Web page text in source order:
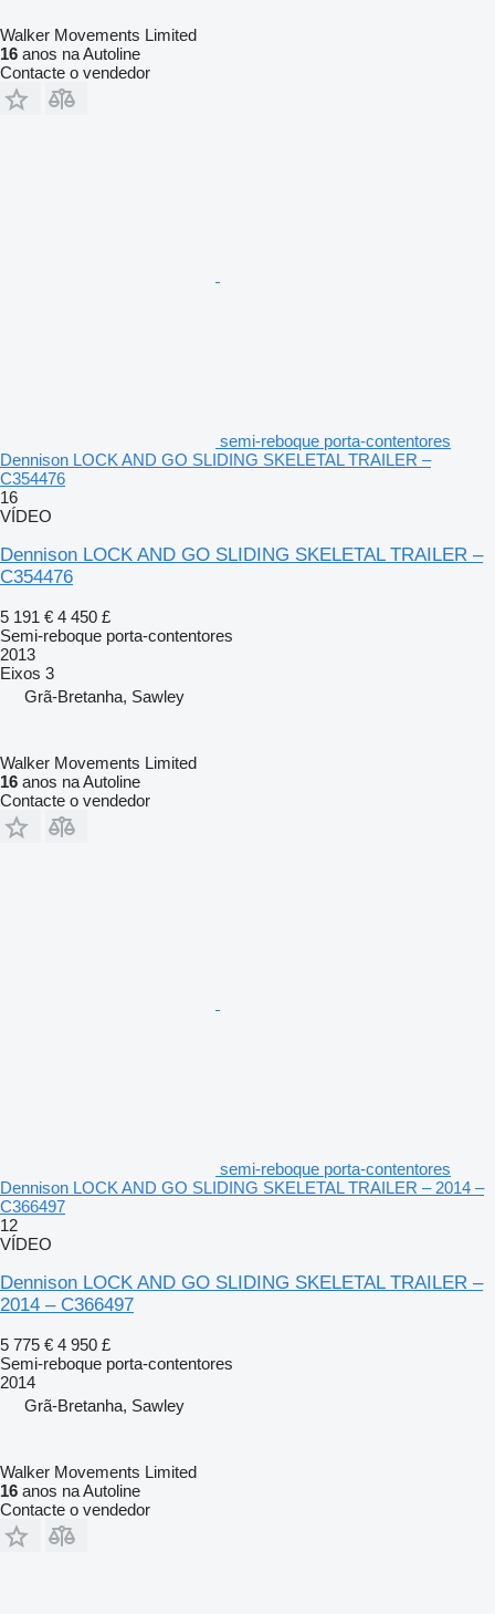
Walker Movements Limited
16 anos na Autoline
Contacte o vendedor
semi-reboque porta-contentores
Dennison LOCK AND GO SLIDING SKELETAL TRAILER –
C354476
16
VÍDEO
Dennison LOCK AND GO SLIDING SKELETAL TRAILER –
C354476
5 191 € 4 450 £
Semi-reboque porta-contentores
2013
Eixos 3
Grã-Bretanha, Sawley
Walker Movements Limited
16 anos na Autoline
Contacte o vendedor
semi-reboque porta-contentores
Dennison LOCK AND GO SLIDING SKELETAL TRAILER – 2014 –
C366497
12
VÍDEO
Dennison LOCK AND GO SLIDING SKELETAL TRAILER –
2014 – C366497
5 775 € 4 950 £
Semi-reboque porta-contentores
2014
Grã-Bretanha, Sawley
Walker Movements Limited
16 anos na Autoline
Contacte o vendedor